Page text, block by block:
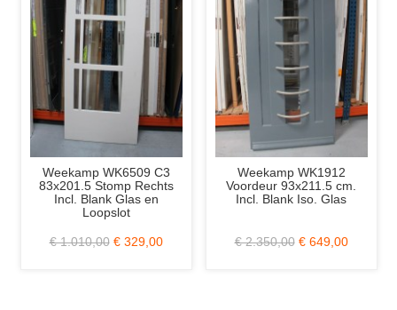
Weekamp WK6509 C3
83x201.5 Stomp Rechts
Incl. Blank Glas en
Loopslot
€ 1.010,00 € 329,00
Weekamp WK1912
Voordeur 93x211.5 cm.
Incl. Blank Iso. Glas
€ 2.350,00 € 649,00